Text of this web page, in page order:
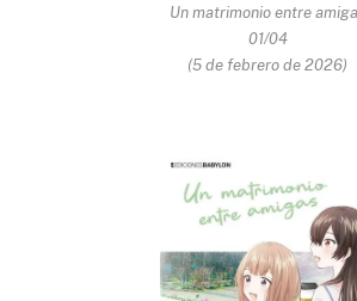
Un matrimonio entre
01/04
(5 de febrero de 2026)